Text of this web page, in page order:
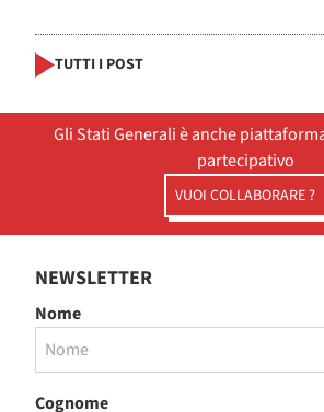
TUTTI I POST
Gli Stati Generali è anche
partecipativo
VUOI COLLABORARE ?
NEWSLETTER
Nome
Cognome